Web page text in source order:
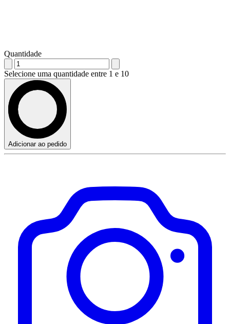
Quantidade
Selecione uma quantidade entre 1 e 10
Adicionar ao pedido